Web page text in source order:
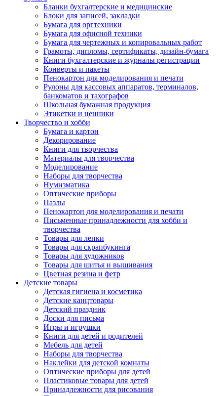
Бланки бухгалтерские и медицинские
Блоки для записей, закладки
Бумага для оргтехники
Бумага для офисной техники
Бумага для чертежных и копировальных работ
Грамоты, дипломы, сертификаты, дизайн-бумага
Книги бухгалтерские и журналы регистрации
Конверты и пакеты
Пенокартон для моделирования и печати
Рулоны для кассовых аппаратов, терминалов,
банкоматов и тахографов
Школьная бумажная продукция
Этикетки и ценники
Творчество и хобби
Бумага и картон
Декорирование
Книги для творчества
Материалы для творчества
Моделирование
Наборы для творчества
Нумизматика
Оптические приборы
Пазлы
Пенокартон для моделирования и печати
Письменные принадлежности для хобби и
творчества
Товары для лепки
Товары для скрапбукинга
Товары для художников
Товары для шитья и вышивания
Цветная резина и фетр
Детские товары
Детская гигиена и косметика
Детские канцтовары
Детский праздник
Доски для письма
Игры и игрушки
Книги для детей и родителей
Мебель для детей
Наборы для творчества
Наклейки для детской комнаты
Оптические приборы для детей
Пластиковые товары для детей
Принадлежности для рисования